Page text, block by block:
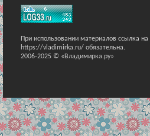
При использовании материалов ссылка на
https://vladimirka.ru/ обязательна.
2006-2025 © «Владимирка.ру»